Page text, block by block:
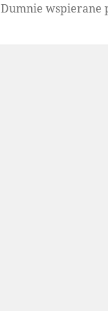
Dumnie wspierane